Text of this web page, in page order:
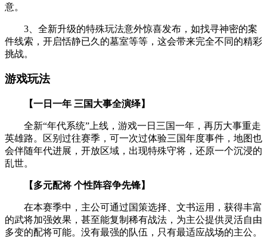
意。
3、全新升级的特殊玩法意外惊喜发布，如找寻神密的案
件线索，开启恬静已久的墓室等等，这会带来完全不同的精彩
挑战。
游戏玩法
【一日一年 三国大事全演绎】
全新“年代系统”上线，游戏一日三国一年，再历大事重走
英雄路。区别过往赛季，可一次过体验三国年度事件，地图也
会伴随年代进展，开放区域，出现特殊守将，还原一个沉浸的
乱世。
【多元配将 个性阵容争先锋】
在本赛季中，主公可通过国策选择、文书运用，获得丰富
的武将加强效果，甚至能复制稀有战法，为主公提供灵活自由
多变的配将可能。没有最强的队伍，只有最适应战场的主公。